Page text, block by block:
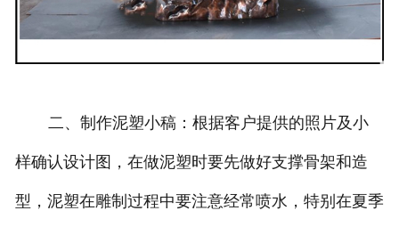
二、制作泥塑小稿：根据客户提供的照片及小
样确认设计图，在做泥塑时要先做好支撑骨架和造
型，泥塑在雕制过程中要注意经常喷水，特别在夏季